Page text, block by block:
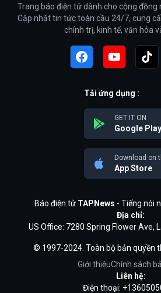
Trang báo điện tử dành cho cộng đồng
Cập nhật tin tức toàn cầu 24/7, cung
chính trị, kinh tế, văn hóa
Tải ứng dụng :
GET IT ON
Google Play
Download on
App Store
Báo điện tử TAPNews - Tiếng nói
Địa chỉ:
US Office: 7280 Spring Flower Ave,
© 1997-2024. Toàn bộ bản quyền
Giới thiệuChính sách
Liên hệ:
Điện thoại: